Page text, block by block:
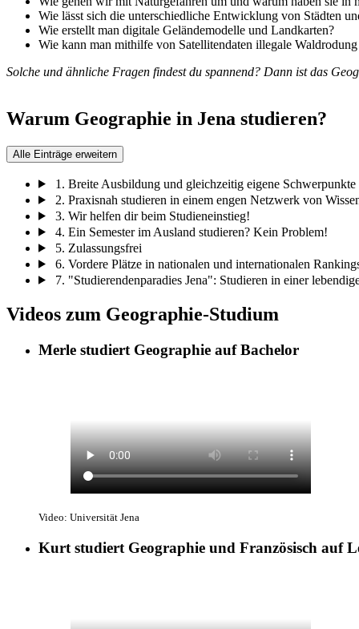
Wie lässt sich die unterschiedliche Entwicklung von Städten
Wie erstellt man digitale Geländemodelle und Landkarten?
Wie kann man mithilfe von Satellitendaten illegale
Solche und ähnliche Fragen findest du spannend? Dann ist das
Warum Geographie in Jena studieren?
Alle Einträge erweitern
1. Breite Ausbildung und gleichzeitig eigene Schwerpunkte
2. Praxisnah studieren in einem engen Netzwerk von
3. Wir helfen dir beim Studieneinstieg!
4. Ein Semester im Ausland studieren? Kein Problem!
5. Zulassungsfrei
6. Vordere Plätze in nationalen und internationalen
7. "Studierendenparadies Jena": Studieren in einer
Videos zum Geographie-Studium
Merle studiert Geographie auf Bachelor
Video: Universität Jena
Kurt studiert Geographie und Französisch auf